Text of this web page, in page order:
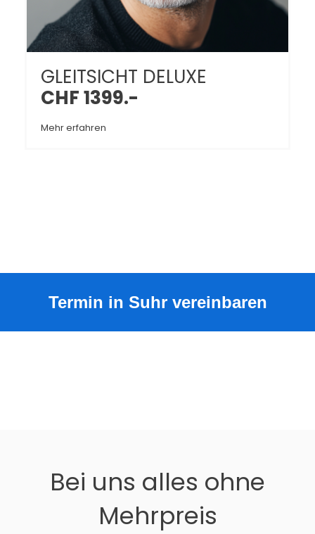
GLEITSICHT DELUXE
CHF 1399.-
Mehr erfahren
Termin in Suhr vereinbaren
Bei uns alles ohne
Mehrpreis